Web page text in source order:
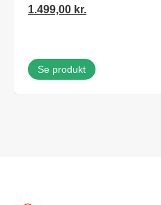
1.499,00 kr.
Se produkt